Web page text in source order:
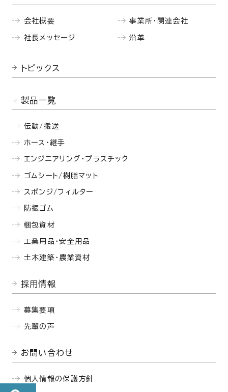
会社概要
社長メッセージ
事業所・関連会社
沿革
トピックス
製品一覧
伝動/搬送
ホース・継手
エンジニアリング・プラスチック
ゴムシート/樹脂マット
スポンジ/フィルター
防振ゴム
梱包資材
工業用品・安全用品
土木建築・農業資材
採用情報
募集要項
先輩の声
お問い合わせ
個人情報の保護方針